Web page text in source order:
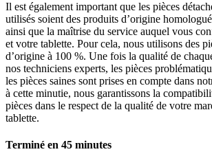
Il est également important que les pièces
utilisés soient des produits d’origine
ainsi que la maîtrise du service auquel vous
et votre tablette. Pour cela, nous utilisons des
d’origine à 100 %. Une fois la qualité de
nos techniciens experts, les pièces
les pièces saines sont prises en compte dans
à cette minutie, nous garantissons la
pièces dans le respect de la qualité de votre
tablette.
Terminé en 45 minutes